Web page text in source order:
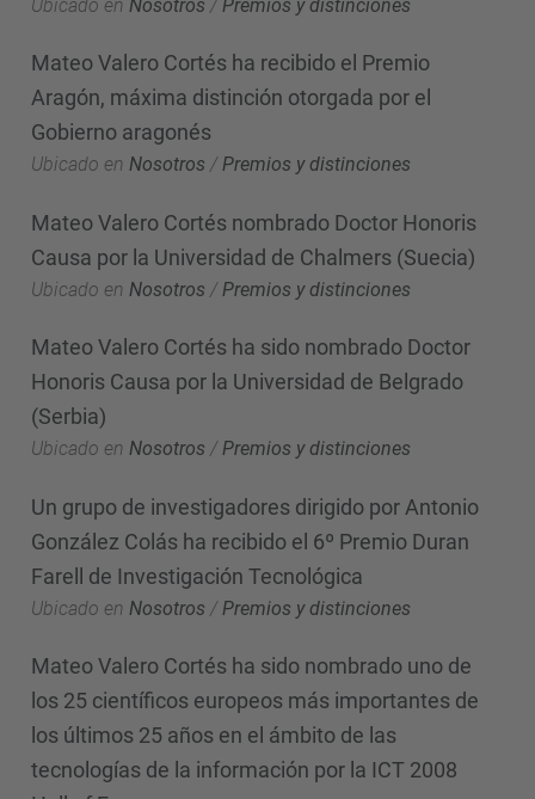
Ubicado en Nosotros / Premios y distinciones
Mateo Valero Cortés ha recibido el Premio
Aragón, máxima distinción otorgada por el
Gobierno aragonés
Ubicado en Nosotros /Premios y distinciones
Mateo Valero Cortés nombrado Doctor Honoris
Causa por la Universidad de Chalmers (Suecia)
Ubicado en Nosotros / Premios y distinciones
Mateo Valero Cortés ha sido nombrado Doctor
Honoris Causa por la Universidad de Belgrado
(Serbia)
Ubicado en Nosotros /Premios y distinciones
Un grupo de investigadores dirigido por Antonio
González Colás ha recibido el 6º Premio Duran
Farell de Investigación Tecnológica
Ubicado en Nosotros / Premios y distinciones
Mateo Valero Cortés ha sido nombrado uno de
los 25 científicos europeos más importantes de
los últimos 25 años en el ámbito de las
tecnologías de la información por la ICT 2008